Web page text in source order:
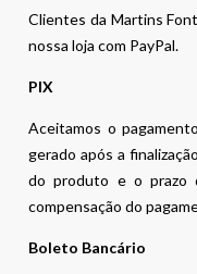
Clientes da Martins
nossa loja com PayPal.
PIX
Aceitamos o
gerado após a
do produto e o prazo
compensação do
Boleto Bancário